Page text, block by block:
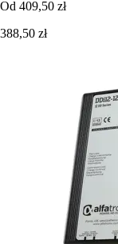
Od 409,50 zł
388,50 zł